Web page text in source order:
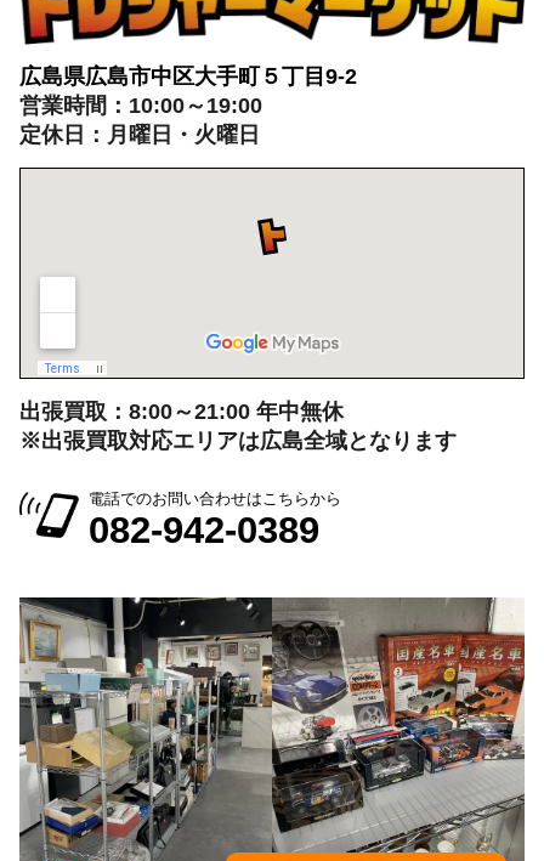
広島県広島市中区大手町５丁目9-2
営業時間：10:00～19:00
定休日：月曜日・火曜日
出張買取：8:00～21:00 年中無休
※出張買取対応エリアは広島全域となります
電話でのお問い合わせはこちらから
082-942-0389